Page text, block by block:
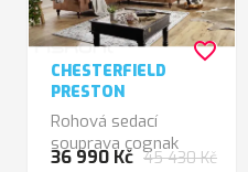
CHESTERFIELD
PRESTON
Rohová sedací
souprava cognak
36 990 Kč 45 430 Kč
favorite_border